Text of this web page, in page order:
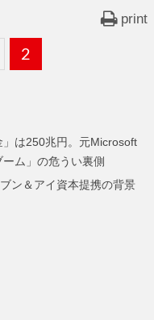
print
,
固
ー
ジ
2
は250兆円。元Microsoft
ム」の危うい裏側
ン＆アイ資本提携の背景